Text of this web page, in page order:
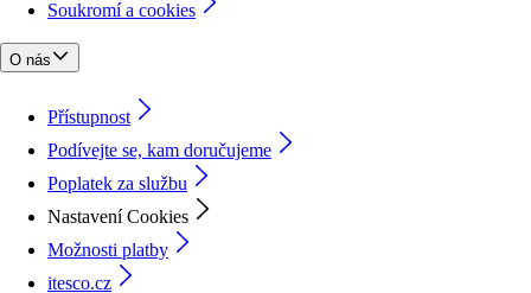
Soukromí a cookies
O nás
Přístupnost
Podívejte se, kam doručujeme
Poplatek za službu
Nastavení Cookies
Možnosti platby
itesco.cz